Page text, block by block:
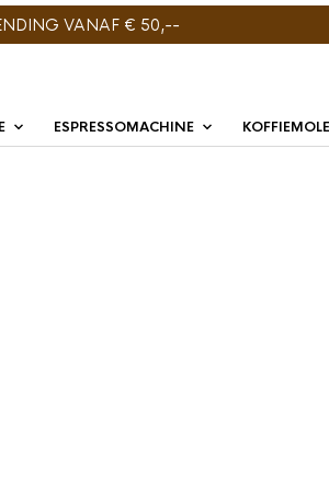
VANAF € 50,--
ESPRESSOMACHINE